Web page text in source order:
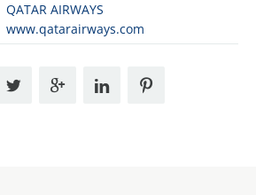
QATAR AIRWAYS
www.qatarairways.com